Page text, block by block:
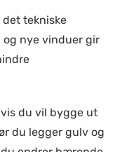
det tekniske
og nye vinduer gir
du vil bygge ut
du legger gulv og